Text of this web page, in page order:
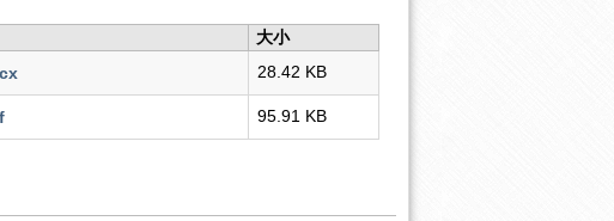
大小
28.42 KB
95.91 KB